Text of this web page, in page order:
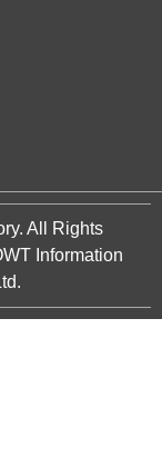
. All Rights
Information